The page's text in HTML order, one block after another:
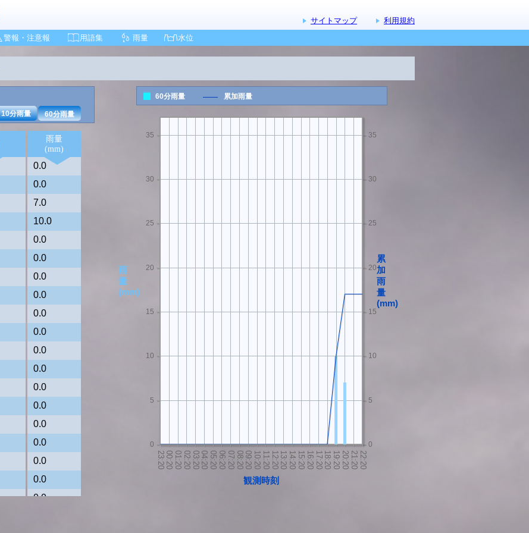
サイトマップ
利用規約
警報・注意報 用語集 雨量 水位
10分雨量
60分雨量
雨量
(mm)
0.0
0.0
7.0
10.0
0.0
0.0
0.0
0.0
0.0
0.0
0.0
0.0
0.0
0.0
0.0
0.0
0.0
0.0
0.0
60分雨量 累加雨量
観測時刻
雨
量
(mm)
0
5
10
15
20
25
30
35
40
累
加
雨
量
(mm)
0
5
10
15
20
25
30
35